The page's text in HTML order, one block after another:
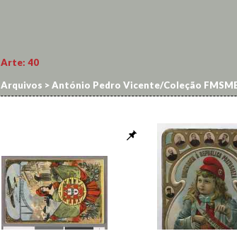
Arte: 40
Arquivos >António Pedro Vicente/Coleção